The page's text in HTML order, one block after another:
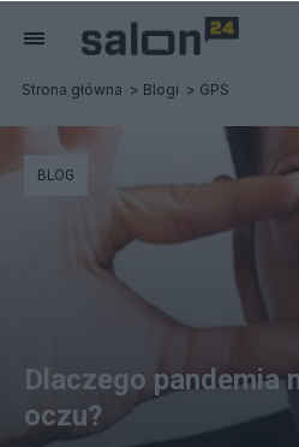
Strona główna Blogi GPS
BLOG
Dlaczego pandemia
oczu?